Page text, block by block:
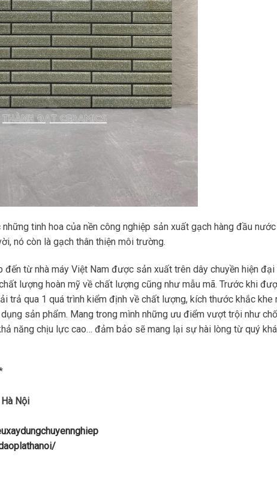
tinh hoa của nền công nghiệp sản xuất gạch hàng đầu nước
nó còn là gạch thân thiện môi trường.
từ nhà máy Việt Nam được sản xuất trên dây chuyền hiện
lượng hoàn mỹ về chất lượng cũng như mẫu mã. Trước khi
trả qua 1 quá trình kiểm định về chất lượng, kích thước khắc khe
sản phẩm. Mang trong mình những ưu điểm vượt trội như
năng chịu lực cao… đảm bảo sẽ mang lại sự hài lòng từ quý
Nội